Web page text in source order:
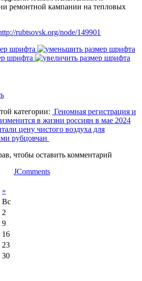
ремонтной кампании на тепловых
rubtsovsk.org/node/149901
шрифта
шрифта
категории: Геномная регистрация и
в жизни россиян в мае 2024
цену чистого воздуха для
рубцовчан
чтобы оставить комментарий
JComments
»
Вс
2
9
16
23
30